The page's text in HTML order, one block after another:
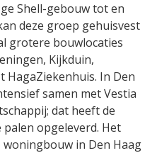
Shell-gebouw tot en
deze groep gehuisvest
grotere bouwlocaties
Kijkduin,
HagaZiekenhuis. In Den
samen met Vestia
dat heeft de
opgeleverd. Het
in Den Haag